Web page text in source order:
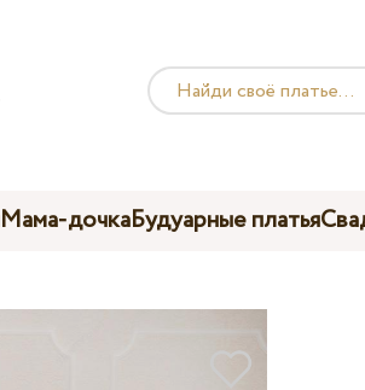
Мама-дочкаБудуарные платья